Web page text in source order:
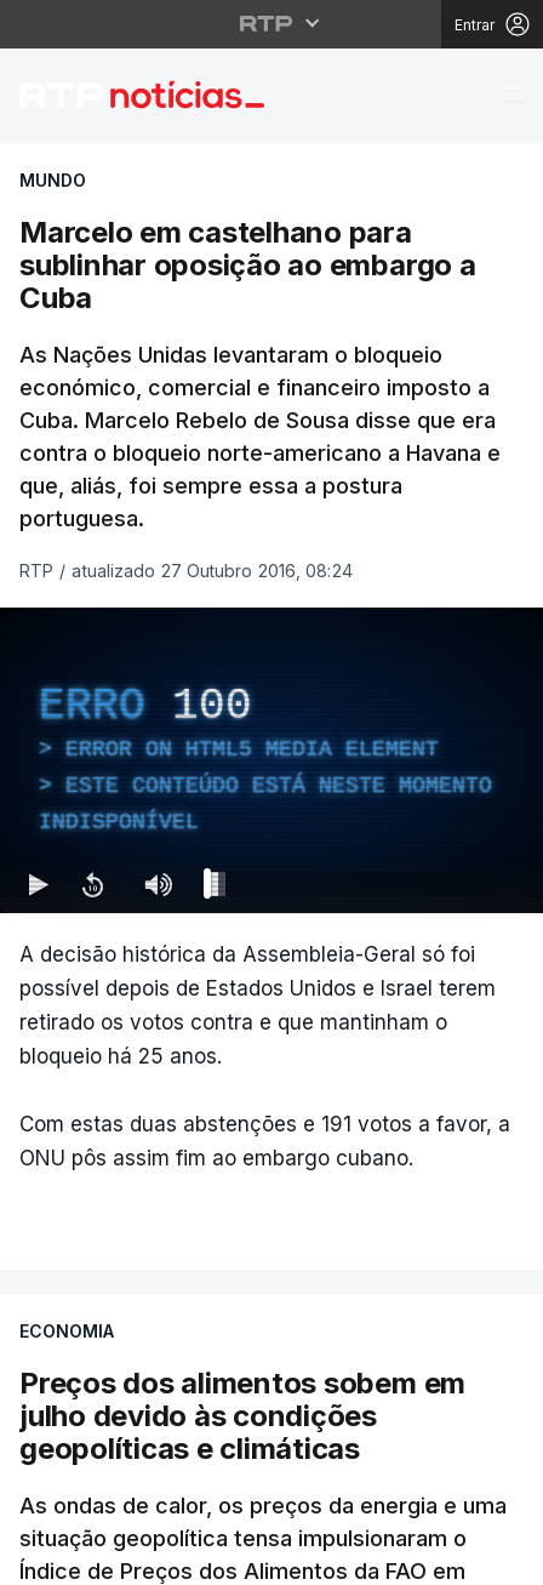
Entrar
Marcelo em
MUNDO
Marcelo em castelhano para
sublinhar oposição ao embargo a
Cuba
As Nações Unidas levantaram o bloqueio
económico, comercial e financeiro imposto a
Cuba. Marcelo Rebelo de Sousa disse que era
contra o bloqueio norte-americano a Havana e
que, aliás, foi sempre essa a postura
portuguesa.
RTP / atualizado 27 Outubro 2016, 08:24
ERRO 100
ERROR ON HTML5 MEDIA ELEMENT
ESTE CONTEÚDO ESTÁ NESTE MOMENTO
INDISPONÍVEL
A decisão histórica da Assembleia-Geral só foi
possível depois de Estados Unidos e Israel terem
retirado os votos contra e que mantinham o
bloqueio há 25 anos.
Com estas duas abstenções e 191 votos a favor, a
ONU pôs assim fim ao embargo cubano.
ECONOMIA
Preços dos alimentos sobem em
julho devido às condições
geopolíticas e climáticas
As ondas de calor, os preços da energia e uma
situação geopolítica tensa impulsionaram o
Índice de Preços dos Alimentos da FAO em